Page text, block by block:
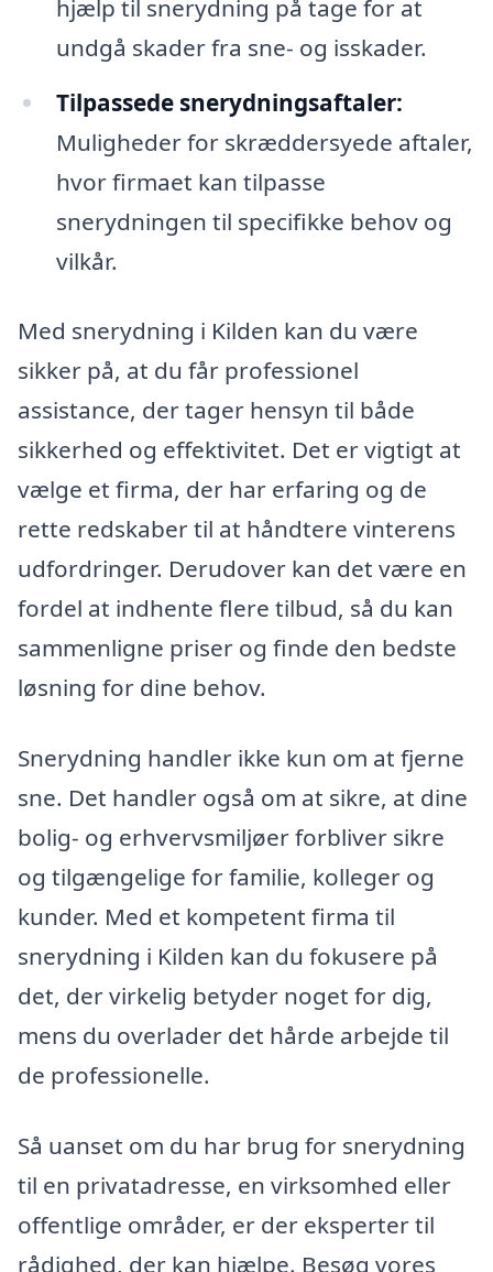
hjælp til snerydning på tage for at
undgå skader fra sne- og isskader.
Tilpassede snerydningsaftaler:
Muligheder for skræddersyede aftaler,
hvor firmaet kan tilpasse
snerydningen til specifikke behov og
vilkår.
Med snerydning i Kilden kan du være
sikker på, at du får professionel
assistance, der tager hensyn til både
sikkerhed og effektivitet. Det er vigtigt at
vælge et firma, der har erfaring og de
rette redskaber til at håndtere vinterens
udfordringer. Derudover kan det være en
fordel at indhente flere tilbud, så du kan
sammenligne priser og finde den bedste
løsning for dine behov.
Snerydning handler ikke kun om at fjerne
sne. Det handler også om at sikre, at dine
bolig- og erhvervsmiljøer forbliver sikre
og tilgængelige for familie, kolleger og
kunder. Med et kompetent firma til
snerydning i Kilden kan du fokusere på
det, der virkelig betyder noget for dig,
mens du overlader det hårde arbejde til
de professionelle.
Så uanset om du har brug for snerydning
til en privatadresse, en virksomhed eller
offentlige områder, er der eksperter til
rådighed, der kan hjælpe. Besøg vores